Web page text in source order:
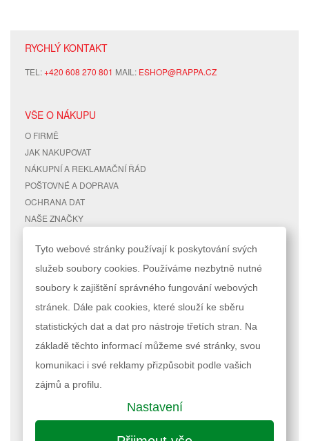
RYCHLÝ KONTAKT
TEL:+420 608 270 801 MAIL: ESHOP@RAPPA.CZ
VŠE O NÁKUPU
O FIRMĚ
JAK NAKUPOVAT
NÁKUPNÍ A REKLAMAČNÍ ŘÁD
POŠTOVNÉ A DOPRAVA
OCHRANA DAT
NAŠE ZNAČKY
RYCHLÉ ODKAZY
MAPA STRÁNEK
VYHLEDÁVANÉ TERMÍNY
POKROČILÉ VYHLEDÁVÁNÍ
ÚČET
MŮJ ÚČET
STAV OBJEDNÁVKY
Podle zákona o evidenci tržeb je prodávající povinen vystavit kupujícímu
účtenku. Zároveň je povinen zaevidovat přijatou tržbu u správce daně
Nastavení cookies| © 2023 RAPPA.cz
Tyto webové stránky používají k poskytování svých
služeb soubory cookies. Používáme nezbytně nutné
soubory k zajištění správného fungování webových
stránek. Dále pak cookies, které slouží ke sběru
statistických dat a dat pro nástroje třetích stran. Na
základě těchto informací můžeme své stránky, svou
komunikaci i své reklamy přizpůsobit podle vašich
zájmů a profilu.
Nastavení